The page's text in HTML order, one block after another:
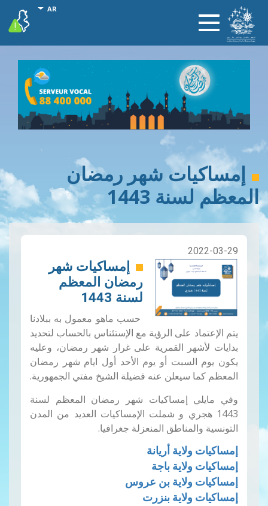
تجاوز
المحتوى
Toggle
navigation
AR
actions
vigilance
إمساكيات شهر رمضان
المعظم لسنة 1443
2022-03-29
إمساكيات شهر
رمضان المعظم
لسنة 1443
حسب ماهو معمول به ببلادنا
يتم الإعتماد على الرؤية مع الإستئناس بالحساب لتحديد
بدايات لأشهر القمرية على غرار شهر رمضان، وعليه
يكون يوم السبت أو يوم الأحد أول ايام شهر رمضان
المعظم كما سيعلن عنه فضيلة الشيخ مفتي الجمهورية.
وفي مايلي إمساكيات شهر رمضان المعظم لسنة
1443 هجري و شملت الإمساكيات العديد من المدن
التونسية والمناطق المنعزلة جغرافيا.
إمساكيات ولاية أريانة
إمساكيات ولاية باجة
إمساكيات ولاية بن عروس
إمساكيات ولاية بنزرت